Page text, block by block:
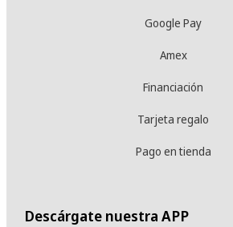
Google Pay
Amex
Financiación
Tarjeta regalo
Pago en tienda
Descárgate nuestra APP